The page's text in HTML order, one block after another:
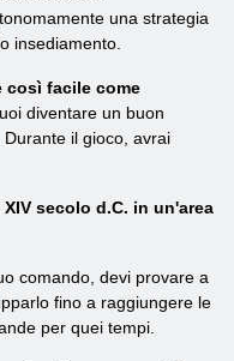
una strategia
insediamento.
così facile come
diventare un buon
il gioco, avrai
secolo d.C. in un'area
comando, devi provare a
fino a raggiungere le
per quei tempi.